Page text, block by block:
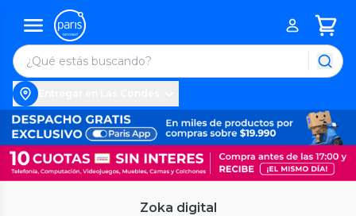
Zoka digital